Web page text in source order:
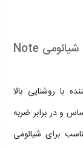
گلس آنتی استاتیک کیزاشی مناسب برای شیائومی Note
با روشنایی بالا
و در برابر ضربه
برای شیائومی